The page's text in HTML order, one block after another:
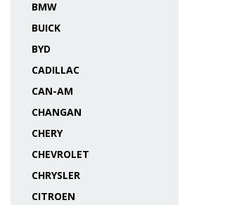
BMW
BUICK
BYD
CADILLAC
CAN-AM
CHANGAN
CHERY
CHEVROLET
CHRYSLER
CITROEN